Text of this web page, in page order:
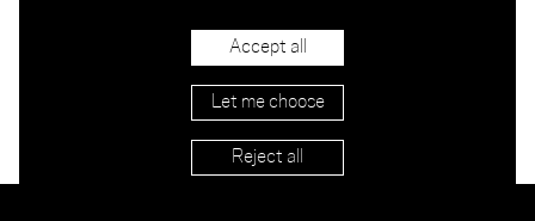
Let me choose
Reject all
Accept all